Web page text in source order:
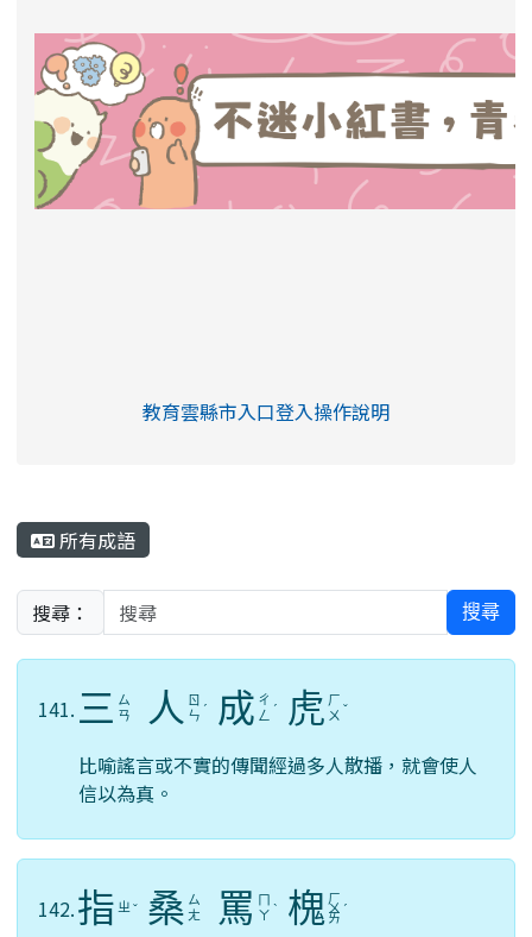
link to https://eliteracy.edu.tw/Shorts/
教育雲縣市入口登入操作說明
所有成語
搜尋： 搜尋
141. 三 ㄙ
ㄢ
人 ㄖ
ㄣ ˊ 成 ㄔ
ㄥ ˊ 虎 ㄏ
ㄨ ˇ
比喻謠言或不實的傳聞經過多人散播，就會使人
信以為真。
142.指 ㄓ ˇ 桑 ㄙ
ㄤ
罵 ㄇ
ㄚ ˋ 槐 ㄏ
ㄨ
ㄞ
ˊ